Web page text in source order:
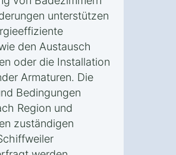
unterstützen
den Austausch
oder die Installation
Armaturen. Die
Bedingungen
Region und
zuständigen